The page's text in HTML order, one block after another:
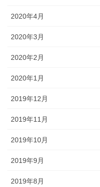
2020年4月
2020年3月
2020年2月
2020年1月
2019年12月
2019年11月
2019年10月
2019年9月
2019年8月